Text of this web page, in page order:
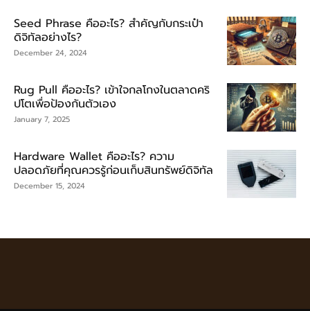
Seed Phrase คืออะไร? สำคัญกับกระเป๋า
ดิจิทัลอย่างไร?
December 24, 2024
Rug Pull คืออะไร? เข้าใจกลโกงในตลาดคริ
ปโตเพื่อป้องกันตัวเอง
January 7, 2025
Hardware Wallet คืออะไร? ความ
ปลอดภัยที่คุณควรรู้ก่อนเก็บสินทรัพย์ดิจิทัล
December 15, 2024